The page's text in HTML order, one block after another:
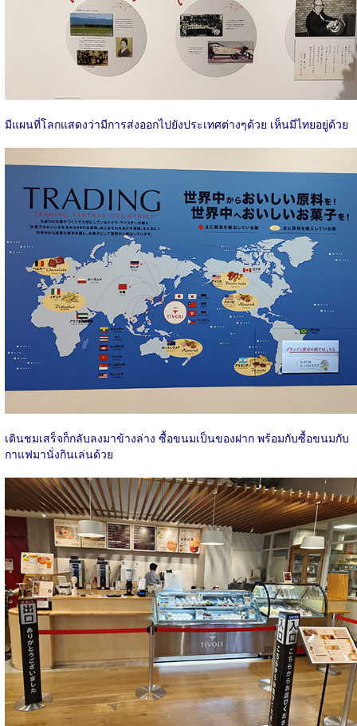
มีแผนที่โลกแสดงว่ามีการส่งออกไปยังประเทศต่างๆด้วย เห็นมีไทยอยู่ด้วย
เดินชมเสร็จก็กลับลงมาข้างล่าง ซื้อขนมเป็นของฝาก พร้อมกับซื้อขนมกับ
กาแฟมานั่งกินเล่นด้วย